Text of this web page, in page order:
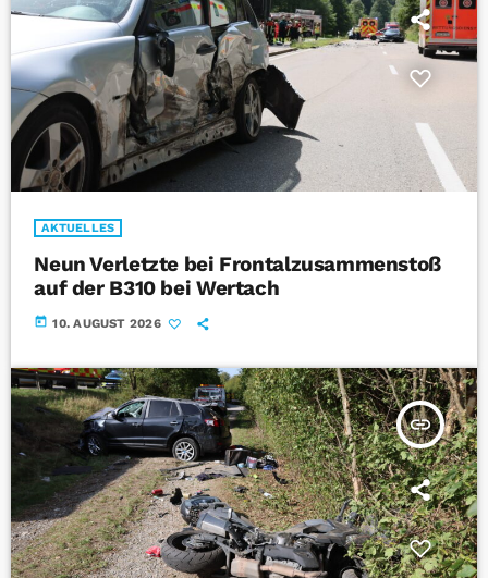
AKTUELLES
Neun Verletzte bei Frontalzusammenstoß
auf der B310 bei Wertach
today 10. AUGUST 2026
insert_link